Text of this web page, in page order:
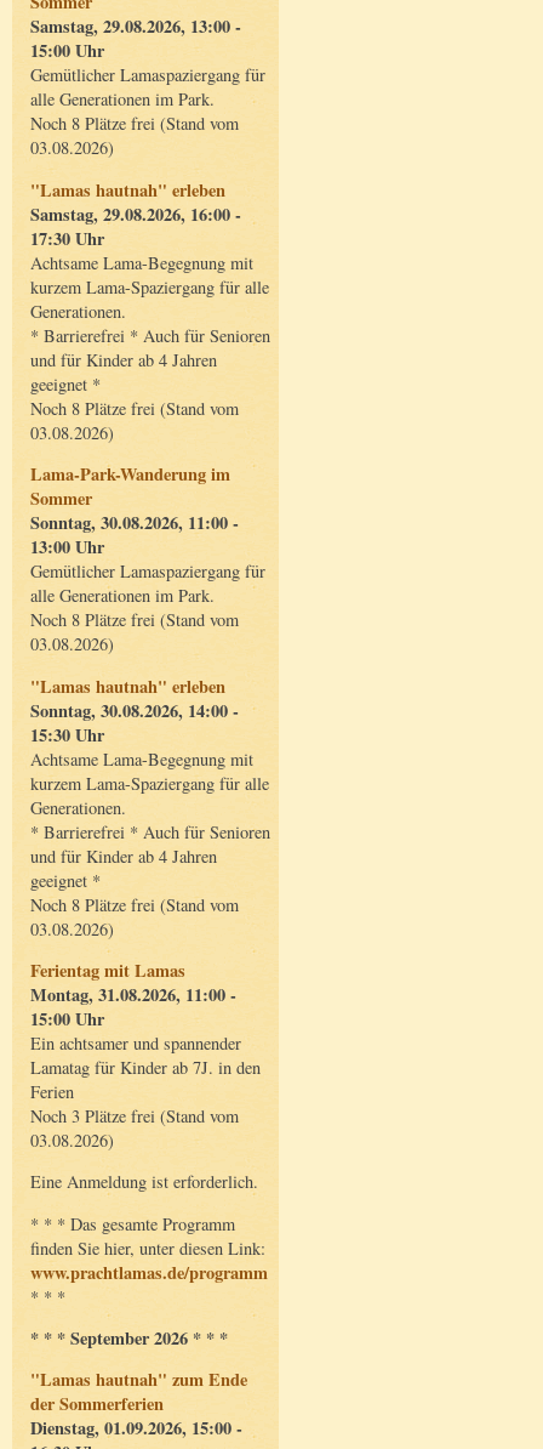
Samstag, 29.08.2026, 13:00 -
15:00 Uhr
Gemütlicher Lamaspaziergang für
alle Generationen im Park.
Noch 8 Plätze frei (Stand vom
03.08.2026)
"Lamas hautnah" erleben
Samstag, 29.08.2026, 16:00 -
17:30 Uhr
Achtsame Lama-Begegnung mit
kurzem Lama-Spaziergang für alle
Generationen.
* Barrierefrei * Auch für Senioren
und für Kinder ab 4 Jahren
geeignet *
Noch 8 Plätze frei (Stand vom
03.08.2026)
Lama-Park-Wanderung im
Sommer
Sonntag, 30.08.2026, 11:00 -
13:00 Uhr
Gemütlicher Lamaspaziergang für
alle Generationen im Park.
Noch 8 Plätze frei (Stand vom
03.08.2026)
"Lamas hautnah" erleben
Sonntag, 30.08.2026, 14:00 -
15:30 Uhr
Achtsame Lama-Begegnung mit
kurzem Lama-Spaziergang für alle
Generationen.
* Barrierefrei * Auch für Senioren
und für Kinder ab 4 Jahren
geeignet *
Noch 8 Plätze frei (Stand vom
03.08.2026)
Ferientag mit Lamas
Montag, 31.08.2026, 11:00 -
15:00 Uhr
Ein achtsamer und spannender
Lamatag für Kinder ab 7J. in den
Ferien
Noch 3 Plätze frei (Stand vom
03.08.2026)
Eine Anmeldung ist erforderlich.
* * * Das gesamte Programm
finden Sie hier, unter diesen Link:
www.prachtlamas.de/programm
* * *
* * * September 2026 * * *
"Lamas hautnah" zum Ende
der Sommerferien
Dienstag, 01.09.2026, 15:00 -